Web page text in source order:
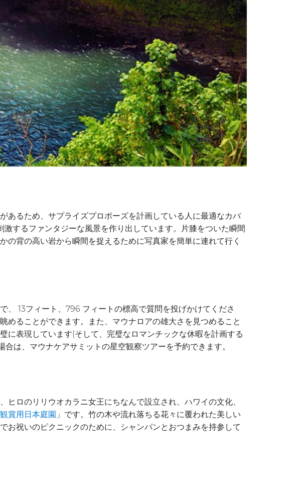
あるため、サプライズプロポーズを計画している人に最適なカバ
するファンタジーな風景を作り出しています。片膝をついた瞬間
背の高い岩から瞬間を捉えるために写真家を簡単に連れて行く
13フィート、796 フィートの標高で質問を投げかけてくださ
めることができます。また、マウナロアの雄大さを見つめること
に表現しています(そして、完璧なロマンチックな休暇を計画する
は、マウナケアサミットの星空観察ツアーを予約できます。
ロのリリウオカラニ女王にちなんで設立され、ハワイの文化、
賞用日本庭園 」です。竹の木や流れ落ちる花々に覆われた美しい
お祝いのピクニックのために、シャンパンとおつまみを持参して